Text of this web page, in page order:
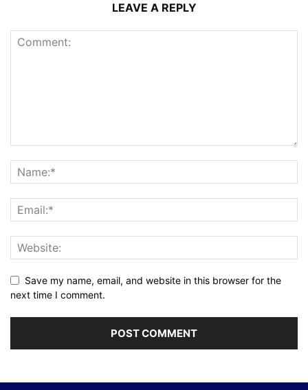
LEAVE A REPLY
Save my name, email, and website in this browser for the
next time I comment.